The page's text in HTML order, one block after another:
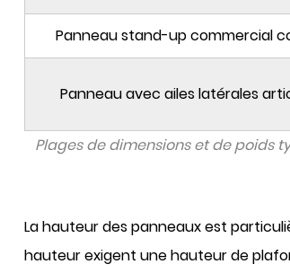
Panneau stand-up commercial
Panneau avec ailes latérales
Plages de dimensions et de poids
La hauteur des panneaux est
hauteurexigent une hauteur de